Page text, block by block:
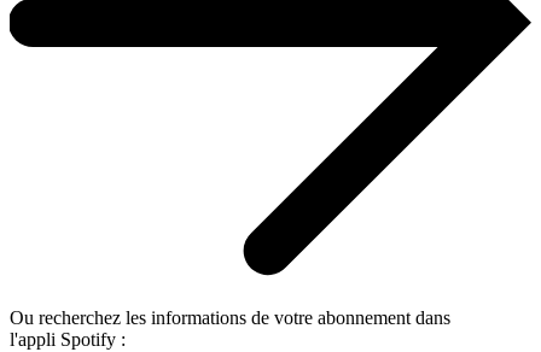
Ou recherchez les informations de votre abonnement dans
l'appli Spotify :